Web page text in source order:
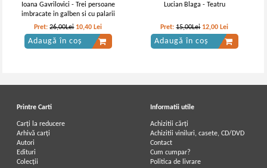
Ioana Gavrilovici - Trei persoane
imbracate in galben si cu palarii
negre
Pret:26,00Lei 10,40 Lei
Adaugă în coș
Lucian Blaga - Teatru
Pret:15,00Lei 12,00 Lei
Adaugă în coș
Printre Carti
Carți la reducere
Arhivă carți
Autori
Edituri
Colecții
Informatii utile
Achizitii cărți
Achizitii viniluri, casete, CD/DVD
Contact
Cum cumpar?
Politica de livrare